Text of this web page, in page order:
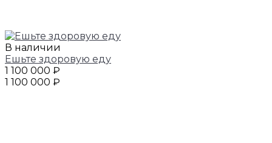
В наличии
Ешьте здоровую еду
1 100 000 ₽
1 100 000 ₽